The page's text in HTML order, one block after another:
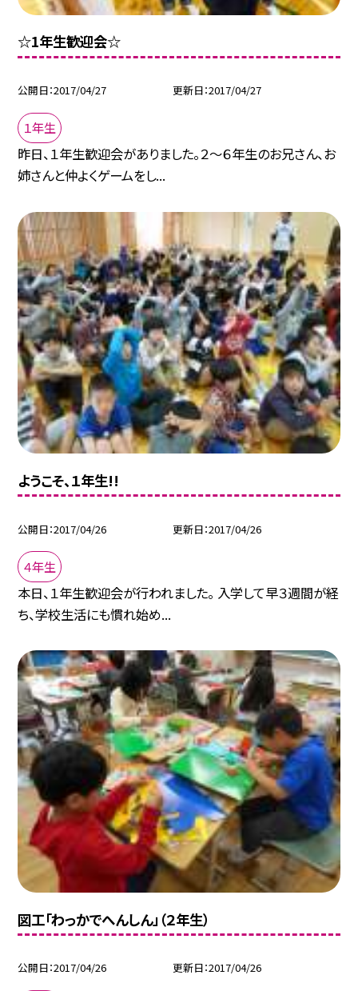
☆1年生歓迎会☆
公開日 2017/04/27 更新日 2017/04/27
１年生
昨日、１年生歓迎会がありました。２〜６年生のお兄さん、お
姉さんと仲よくゲームをし...
ようこそ、１年生!!
公開日 2017/04/26 更新日 2017/04/26
４年生
本日、１年生歓迎会が行われました。 入学して早３週間が経
ち、学校生活にも慣れ始め...
図工「わっかでへんしん」（２年生）
公開日 2017/04/26 更新日 2017/04/26